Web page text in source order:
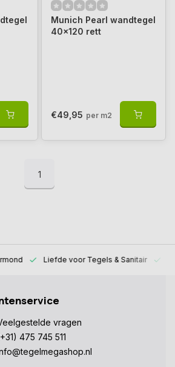
Munich Pearl wandtegel
40x120 rett
€49,95 per m2
1
Liefde voorTegels & Sanitair
vragen
475 745 511